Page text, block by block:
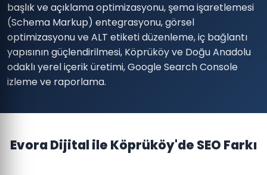
başlık ve açıklama optimizasyonu, şema işaretlemesi
(Schema Markup) entegrasyonu, görsel
optimizasyonu ve ALT etiketi düzenleme, iç bağlantı
yapısının güçlendirilmesi, Köprüköy ve Doğu Anadolu
odaklı yerel içerik üretimi, Google Search Console
izleme ve raporlama.
Evora Dijital ile Köprüköy'de SEO Farkı